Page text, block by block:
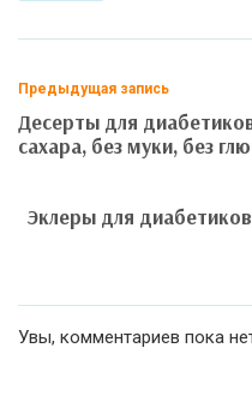
Предыдущая запись
Десерты для
сахара, без муки, без
Эклеры для
Увы, комментариев пока